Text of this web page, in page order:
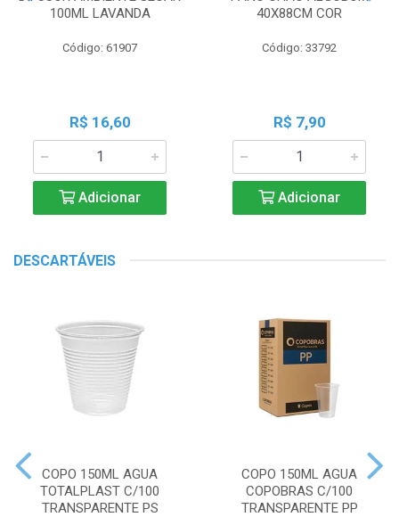
100ML LAVANDA
Código: 61907
R$ 16,60
Adicionar
40X88CM COR
Código: 33792
R$ 7,90
Adicionar
DESCARTÁVEIS
COPO 150ML AGUA
TOTALPLAST C/100
TRANSPARENTE PS
COPO 150ML AGUA
COPOBRAS C/100
TRANSPARENTE PP